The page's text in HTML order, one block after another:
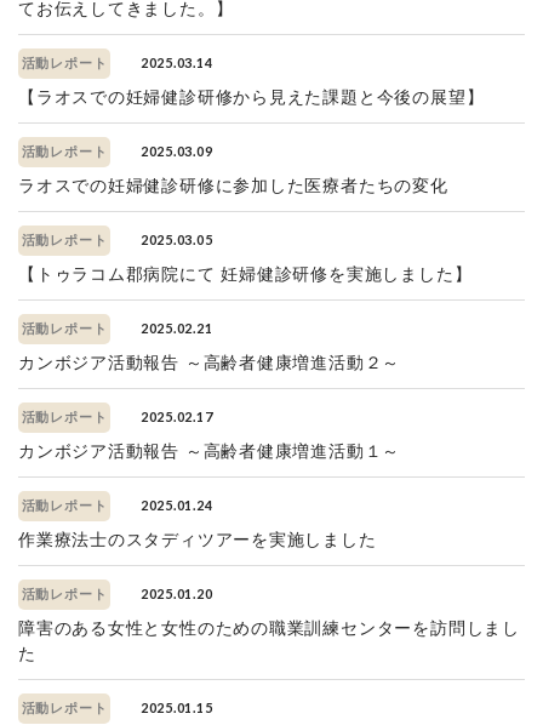
てお伝えしてきました。】
活動レポート 2025.03.14
【ラオスでの妊婦健診研修から見えた課題と今後の展望】
活動レポート 2025.03.09
ラオスでの妊婦健診研修に参加した医療者たちの変化
活動レポート 2025.03.05
【トゥラコム郡病院にて 妊婦健診研修を実施しました】
活動レポート 2025.02.21
カンボジア活動報告 ～高齢者健康増進活動２～
活動レポート 2025.02.17
カンボジア活動報告 ～高齢者健康増進活動１～
活動レポート 2025.01.24
作業療法士のスタディツアーを実施しました
活動レポート 2025.01.20
障害のある女性と女性のための職業訓練センターを訪問しまし
た
活動レポート 2025.01.15